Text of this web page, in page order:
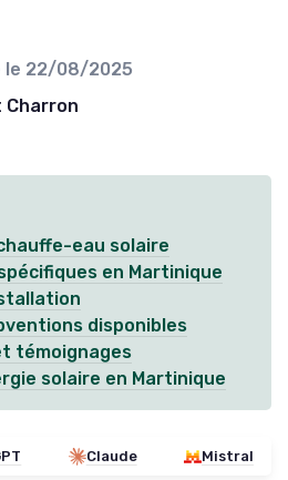
le 22/08/2025
Charron
eau solaire
en Martinique
disponibles
témoignages
solaire en Martinique
Claude Mistral